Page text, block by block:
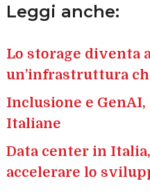
Leggi anche:
Lo storage diventa
un’infrastruttura
Inclusione e
Italiane
Data center in
accelerare lo